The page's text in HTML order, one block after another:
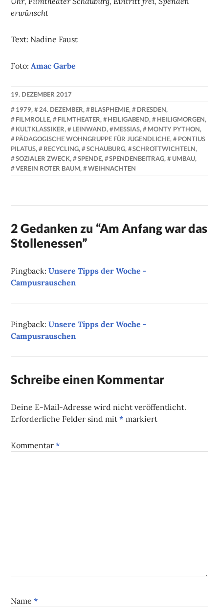
erwünscht
Text: Nadine Faust
Foto:Amac Garbe
19. DEZEMBER 2017
NADINE
FAUST
1979, 24. DEZEMBER, BLASPHEMIE, DRESDEN,
FILMROLLE, FILMTHEATER, HEILIGABEND, HEILIGMORGEN,
KULTKLASSIKER, LEINWAND, MESSIAS, MONTY PYTHON,
PÄDAGOGISCHE WOHNGRUPPE FÜR JUGENDLICHE,
PONTIUS
PILATUS, RECYCLING, SCHAUBURG, SCHROTTWICHTELN,
SOZIALER ZWECK, SPENDE, SPENDENBEITRAG, UMBAU,
VEREIN ROTER BAUM, WEIHNACHTEN
2 Gedanken zu “Am Anfang war das
Stollenessen”
Pingback:Unsere Tipps der Woche -
Campusrauschen
Pingback:Unsere Tipps der Woche -
Campusrauschen
Schreibe einen Kommentar
Deine E-Mail-Adresse wird nicht veröffentlicht.
Erforderliche Felder sind mit* markiert
Kommentar*
Name*